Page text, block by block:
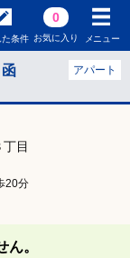
た条件
0
お気に入り メニュー
アパート
目
20分
。